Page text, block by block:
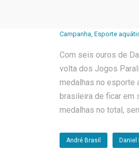
Campanha, Esporte
Com seis ouros de
volta dos Jogos
medalhas no esporte
brasileira de ficar em
medalhas no total,
André Brasil Daniel